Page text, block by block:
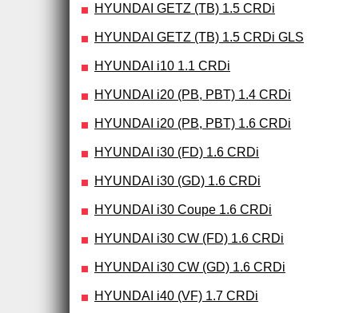
HYUNDAI GETZ (TB) 1.5 CRDi
HYUNDAI GETZ (TB) 1.5 CRDi GLS
HYUNDAI i10 1.1 CRDi
HYUNDAI i20 (PB, PBT) 1.4 CRDi
HYUNDAI i20 (PB, PBT) 1.6 CRDi
HYUNDAI i30 (FD) 1.6 CRDi
HYUNDAI i30 (GD) 1.6 CRDi
HYUNDAI i30 Coupe 1.6 CRDi
HYUNDAI i30 CW (FD) 1.6 CRDi
HYUNDAI i30 CW (GD) 1.6 CRDi
HYUNDAI i40 (VF) 1.7 CRDi